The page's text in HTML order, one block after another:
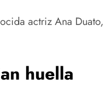
actriz Ana
huella